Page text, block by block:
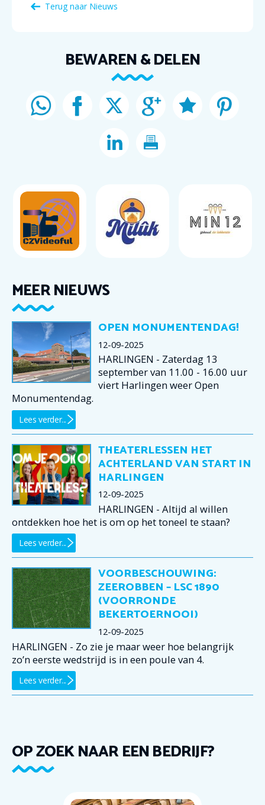
Terug naar Nieuws
BEWAREN & DELEN
MEER NIEUWS
OPEN MONUMENTENDAG!
12-09-2025
HARLINGEN - Zaterdag 13
september van 11.00 - 16.00 uur
viert Harlingen weer Open
Monumentendag.
Lees verder...
THEATERLESSEN HET
ACHTERLAND VAN START IN
HARLINGEN
12-09-2025
HARLINGEN - Altijd al willen
ontdekken hoe het is om op het toneel te staan?
Lees verder...
VOORBESCHOUWING:
ZEEROBBEN – LSC 1890
(VOORRONDE
BEKERTOERNOOI)
12-09-2025
HARLINGEN - Zo zie je maar weer hoe belangrijk
zo’n eerste wedstrijd is in een poule van 4.
Lees verder...
OP ZOEK NAAR EEN BEDRIJF?